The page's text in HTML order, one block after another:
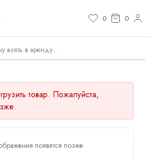
0 0
товар. Пожалуйста,
появятся позже